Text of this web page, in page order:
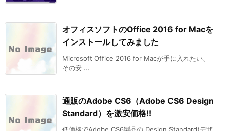
オフィスソフトのOffice 2016 for Macを
インストールしてみました
Microsoft Office 2016 for Macが手に入れたい、
その安 ...
通販のAdobe CS6（Adobe CS6 Design
Standard）を激安価格!!
低価格でAdobe CS6製品の Design Standard(デザ